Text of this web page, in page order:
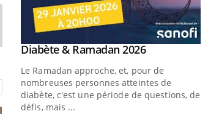
Youtube
Diabète & Ramadan 2026Youtube
Le Ramadan approche, et, pour de
nombreuses personnes atteintes de
diabète, c'est une période de questions, de
défis, mais ...
Youtube
Un « jumeau numérique » pour
préventive Youtube
Un établissement lié à un groupe
mutualiste innove en matière de bilan de